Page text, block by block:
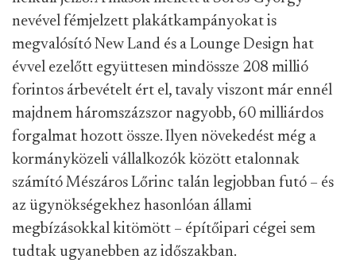
nevével fémjelzett plakátkampányokat is
megvalósító New Land és a Lounge Design hat
évvel ezelőtt együttesen mindössze 208 millió
forintos árbevételt ért el, tavaly viszont már ennél
majdnem háromszázszor nagyobb, 60 milliárdos
forgalmat hozott össze. Ilyen növekedést még a
kormányközeli vállalkozók között etalonnak
számító Mészáros Lőrinc talán legjobban futó – és
az ügynökségekhez hasonlóan állami
megbízásokkal kitömött – építőipari cégei sem
tudtak ugyanebben az időszakban.